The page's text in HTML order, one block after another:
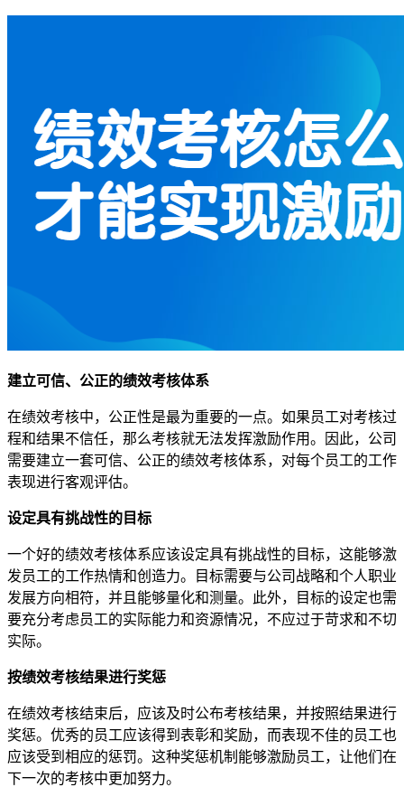
建立可信、公正的绩效考核体系
在绩效考核中，公正性是最为重要的一点。如果员工对考核过
程和结果不信任，那么考核就无法发挥激励作用。因此，公司
需要建立一套可信、公正的绩效考核体系，对每个员工的工作
表现进行客观评估。
设定具有挑战性的目标
一个好的绩效考核体系应该设定具有挑战性的目标，这能够激
发员工的工作热情和创造力。目标需要与公司战略和个人职业
发展方向相符，并且能够量化和测量。此外，目标的设定也需
要充分考虑员工的实际能力和资源情况，不应过于苛求和不切
实际。
按绩效考核结果进行奖惩
在绩效考核结束后，应该及时公布考核结果，并按照结果进行
奖惩。优秀的员工应该得到表彰和奖励，而表现不佳的员工也
应该受到相应的惩罚。这种奖惩机制能够激励员工，让他们在
下一次的考核中更加努力。